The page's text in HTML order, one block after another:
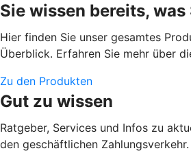
Sie wissen bereits,
Hier finden Sie unser gesamtes
Überblick. Erfahren Sie mehr über
Zu den Produkten
Gut zu wissen
Ratgeber, Services und Infos zu
den geschäftlichen Zahlungsverkehr.